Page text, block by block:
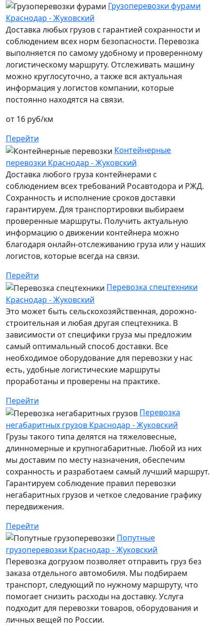
Грузоперевозки фурами
Краснодар - Жуковский
Доставка любых грузов с гарантией сохранности и
соблюдением всех норм безопасности. Перевозка
выполняется по самому удобному и проверенному
логистическому маршруту. Отслеживать машину
можно круглосуточно, а также вся актуальная
информация у логистов компании, которые
постоянно находятся на связи.
от 16 руб/км
Перейти
Контейнерные
перевозки Краснодар - Жуковский
Доставка любого груза контейнерами с
соблюдением всех требований Росавтодора и РЖД.
Сохранность и исполнение сроков доставки
гарантируем. Для транспортировки выбираем
проверенные маршруты. Получить актуальную
информацию о движении контейнера можно
благодаря онлайн-отслеживанию груза или у наших
логистов, которые всегда на связи.
Перейти
Перевозка спецтехники
Краснодар - Жуковский
Это может быть сельскохозяйственная, дорожно-
строительная и любая другая спецтехника. В
зависимости от специфики груза мы предложим
самый оптимальный способ доставки. Все
необходимое оборудование для перевозки у нас
есть, удобные логистические маршруты
проработаны и проверены на практике.
Перейти
Перевозка
негабаритных грузов Краснодар - Жуковский
Грузы такого типа делятся на тяжеловесные,
длинномерные и крупногабаритные. Любой из них
мы доставим по месту назначения, обеспечим
сохранность и разработаем самый лучший маршрут.
Гарантируем соблюдение правил перевозки
негабаритных грузов и четкое следование графику
передвижения.
Перейти
Попутные
грузоперевозки Краснодар - Жуковский
Перевозка догрузом позволяет отправить груз без
заказа отдельного автомобиля. Мы подбираем
транспорт, следующий по нужному маршруту, что
помогает снизить расходы на доставку. Услуга
подходит для перевозки товаров, оборудования и
личных вещей по России.